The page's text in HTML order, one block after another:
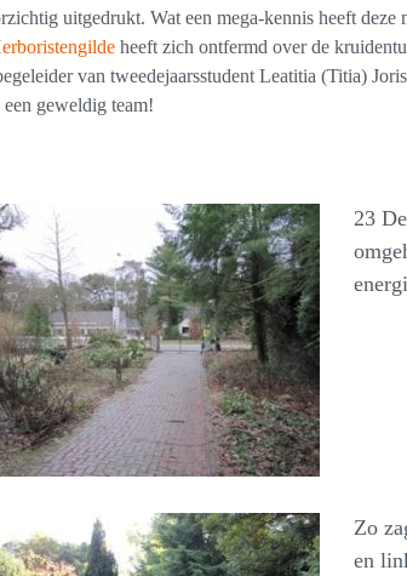
uitgedrukt. Wat een mega-kennis heeft deze
heeft zich ontfermd over de
van tweedejaarsstudent Leatitia (Titia)
geweldig team!
23
Zo
en